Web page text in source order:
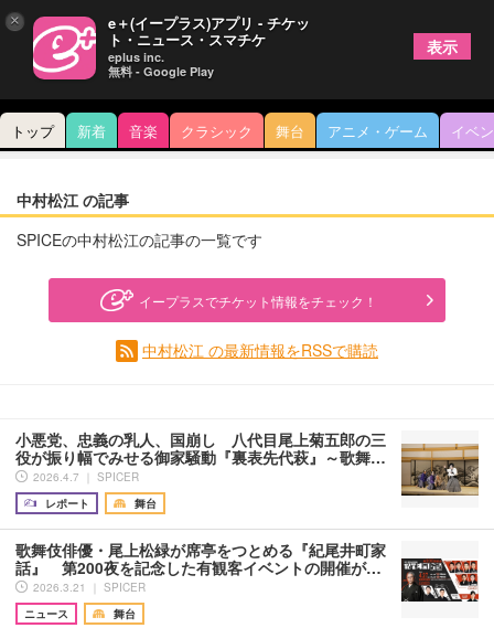
トップ 新着 音楽 クラシック 舞台 アニメ・ゲーム イベ
中村松江 の記事
SPICEの中村松江の記事の一覧です
イープラスでチケット情報をチェック！
中村松江 の最新情報をRSSで購読
小悪党、忠義の乳人、国崩し 八代目尾上菊五郎の三
役が振り幅でみせる御家騒動『裏表先代萩』～歌舞…
2026.4.7 ｜ SPICER
レポート
舞台
歌舞伎俳優・尾上松緑が席亭をつとめる『紀尾井町家
話』 第200夜を記念した有観客イベントの開催が…
2026.3.21 ｜ SPICER
ニュース
舞台
× e＋(イープラス)アプリ - チケッ
ト・ニュース・スマチケ
eplus inc.
無料 - Google Play
表示